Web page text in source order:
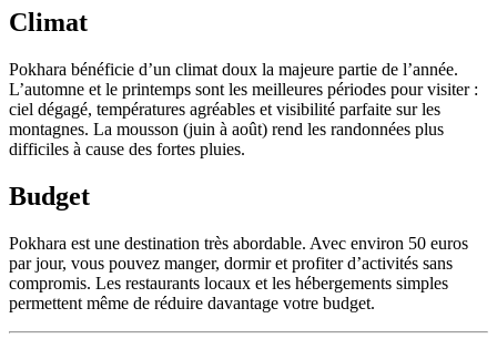
Climat
Pokhara bénéficie d’un climat doux la majeure partie de l’année.
L’automne et le printemps sont les meilleures périodes pour visiter :
ciel dégagé, températures agréables et visibilité parfaite sur les
montagnes. La mousson (juin à août) rend les randonnées plus
difficiles à cause des fortes pluies.
Budget
Pokhara est une destination très abordable. Avec environ 50 euros
par jour, vous pouvez manger, dormir et profiter d’activités sans
compromis. Les restaurants locaux et les hébergements simples
permettent même de réduire davantage votre budget.